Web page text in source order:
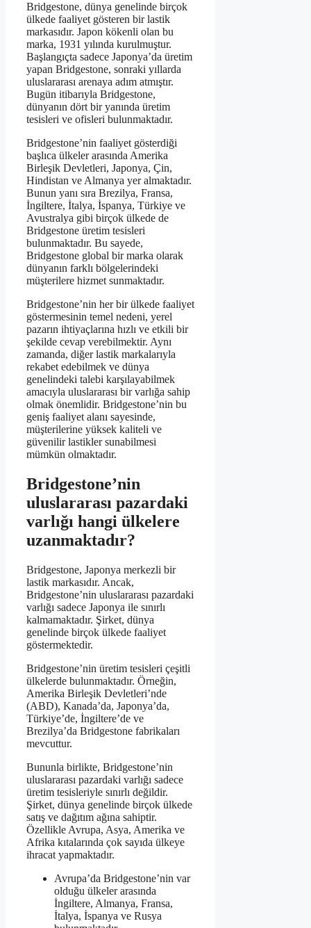
Bridgestone, dünya genelinde birçok
ülkede faaliyet gösteren bir lastik
markasıdır. Japon kökenli olan bu
marka, 1931 yılında kurulmuştur.
Başlangıçta sadece Japonya’da üretim
yapan Bridgestone, sonraki yıllarda
uluslararası arenaya adım atmıştır.
Bugün itibarıyla Bridgestone,
dünyanın dört bir yanında üretim
tesisleri ve ofisleri bulunmaktadır.
Bridgestone’nin faaliyet gösterdiği
başlıca ülkeler arasında Amerika
Birleşik Devletleri, Japonya, Çin,
Hindistan ve Almanya yer almaktadır.
Bunun yanı sıra Brezilya, Fransa,
İngiltere, İtalya, İspanya, Türkiye ve
Avustralya gibi birçok ülkede de
Bridgestone üretim tesisleri
bulunmaktadır. Bu sayede,
Bridgestone global bir marka olarak
dünyanın farklı bölgelerindeki
müşterilere hizmet sunmaktadır.
Bridgestone’nin her bir ülkede faaliyet
göstermesinin temel nedeni, yerel
pazarın ihtiyaçlarına hızlı ve etkili bir
şekilde cevap verebilmektir. Aynı
zamanda, diğer lastik markalarıyla
rekabet edebilmek ve dünya
genelindeki talebi karşılayabilmek
amacıyla uluslararası bir varlığa sahip
olmak önemlidir. Bridgestone’nin bu
geniş faaliyet alanı sayesinde,
müşterilerine yüksek kaliteli ve
güvenilir lastikler sunabilmesi
mümkün olmaktadır.
Bridgestone’nin
uluslararası pazardaki
varlığı hangi ülkelere
uzanmaktadır?
Bridgestone, Japonya merkezli bir
lastik markasıdır. Ancak,
Bridgestone’nin uluslararası pazardaki
varlığı sadece Japonya ile sınırlı
kalmamaktadır. Şirket, dünya
genelinde birçok ülkede faaliyet
göstermektedir.
Bridgestone’nin üretim tesisleri çeşitli
ülkelerde bulunmaktadır. Örneğin,
Amerika Birleşik Devletleri’nde
(ABD), Kanada’da, Japonya’da,
Türkiye’de, İngiltere’de ve
Brezilya’da Bridgestone fabrikaları
mevcuttur.
Bununla birlikte, Bridgestone’nin
uluslararası pazardaki varlığı sadece
üretim tesisleriyle sınırlı değildir.
Şirket, dünya genelinde birçok ülkede
satış ve dağıtım ağına sahiptir.
Özellikle Avrupa, Asya, Amerika ve
Afrika kıtalarında çok sayıda ülkeye
ihracat yapmaktadır.
Avrupa’da Bridgestone’nin var
olduğu ülkeler arasında
İngiltere, Almanya, Fransa,
İtalya, İspanya ve Rusya